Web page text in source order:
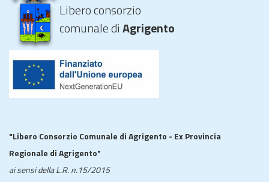
Libero consorzio
comunale diAgrigento
"Libero Consorzio Comunale di Agrigento - Ex Provincia
Regionale di Agrigento"
ai sensi della L.R. n.15/2015